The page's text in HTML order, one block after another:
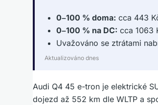
0–100 % doma: cca 443
0–100 % na DC: cca 1063
Uvažováno se ztrátami
Aktualizováno dnes
Audi Q4 45 e-tron je elektrické
dojezd až 552 km dle WLTP a